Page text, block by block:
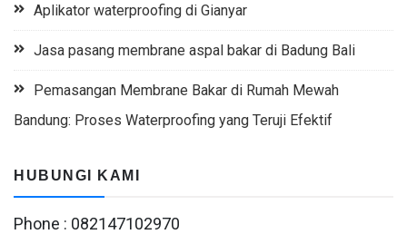
Aplikator waterproofing di Gianyar
Jasa pasang membrane aspal bakar di Badung Bali
Pemasangan Membrane Bakar di Rumah Mewah
Bandung: Proses Waterproofing yang Teruji Efektif
HUBUNGI KAMI
Phone : 082147102970